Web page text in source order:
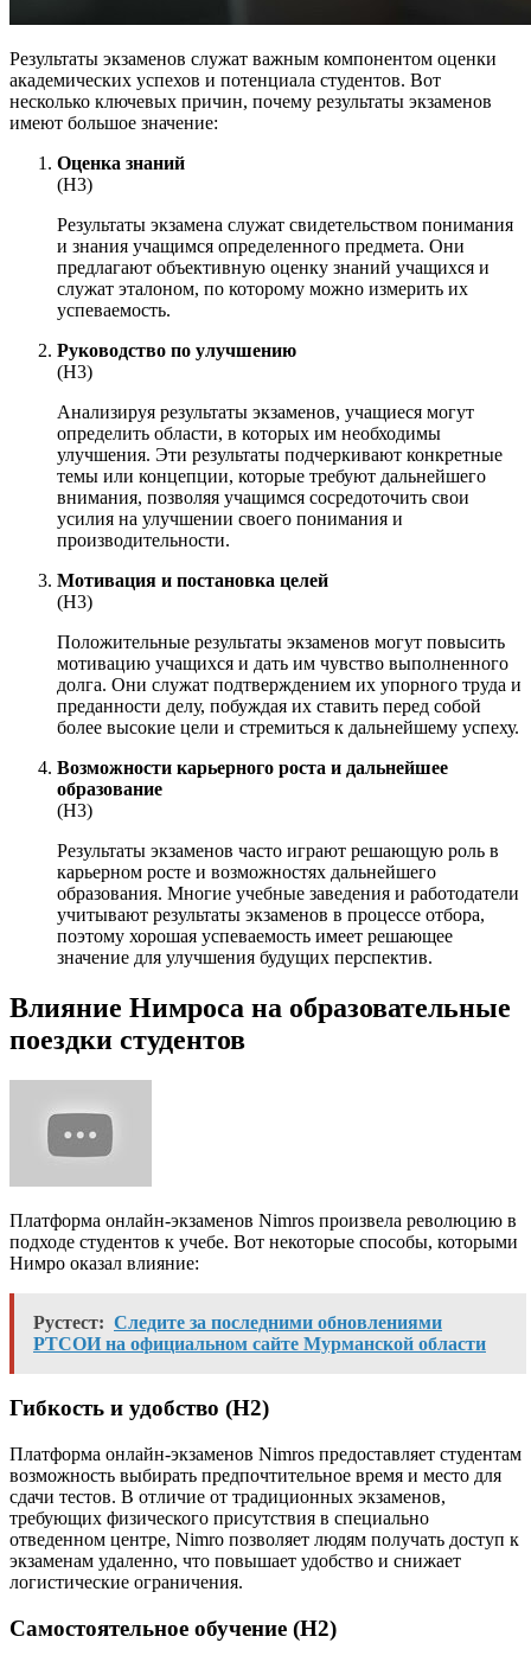
Результаты экзаменов служат важным компонентом оценки
академических успехов и потенциала студентов. Вот
несколько ключевых причин, почему результаты экзаменов
имеют большое значение:
Оценка знаний
(Н3)
Результаты экзамена служат свидетельством понимания
и знания учащимся определенного предмета. Они
предлагают объективную оценку знаний учащихся и
служат эталоном, по которому можно измерить их
успеваемость.
Руководство по улучшению
(Н3)
Анализируя результаты экзаменов, учащиеся могут
определить области, в которых им необходимы
улучшения. Эти результаты подчеркивают конкретные
темы или концепции, которые требуют дальнейшего
внимания, позволяя учащимся сосредоточить свои
усилия на улучшении своего понимания и
производительности.
Мотивация и постановка целей
(Н3)
Положительные результаты экзаменов могут повысить
мотивацию учащихся и дать им чувство выполненного
долга. Они служат подтверждением их упорного труда и
преданности делу, побуждая их ставить перед собой
более высокие цели и стремиться к дальнейшему успеху.
Возможности карьерного роста и дальнейшее
образование
(Н3)
Результаты экзаменов часто играют решающую роль в
карьерном росте и возможностях дальнейшего
образования. Многие учебные заведения и работодатели
учитывают результаты экзаменов в процессе отбора,
поэтому хорошая успеваемость имеет решающее
значение для улучшения будущих перспектив.
Влияние Нимроса на образовательные
поездки студентов
Платформа онлайн-экзаменов Nimros произвела революцию в
подходе студентов к учебе. Вот некоторые способы, которыми
Нимро оказал влияние:
Рустест: Следите за последними обновлениями
РТСОИ на официальном сайте Мурманской области
Гибкость и удобство (H2)
Платформа онлайн-экзаменов Nimros предоставляет студентам
возможность выбирать предпочтительное время и место для
сдачи тестов. В отличие от традиционных экзаменов,
требующих физического присутствия в специально
отведенном центре, Nimro позволяет людям получать доступ к
экзаменам удаленно, что повышает удобство и снижает
логистические ограничения.
Самостоятельное обучение (H2)